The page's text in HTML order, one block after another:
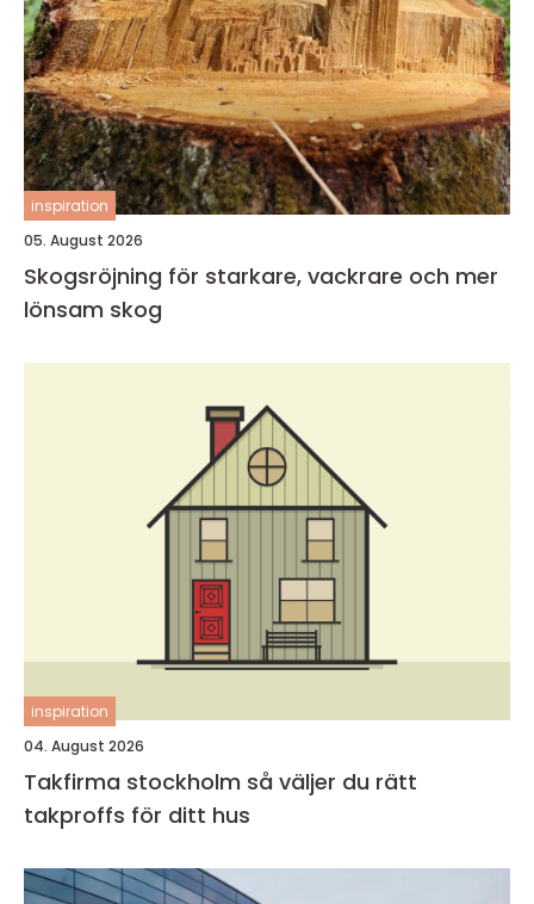
inspiration
05. August 2026
Skogsröjning för starkare, vackrare och mer
lönsam skog
inspiration
04. August 2026
Takfirma stockholm så väljer du rätt
takproffs för ditt hus